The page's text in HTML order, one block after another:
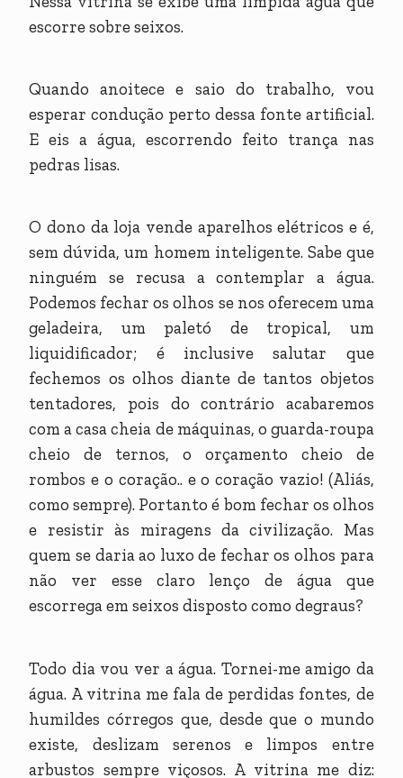
escorre sobre seixos.
Quando anoitece e saio do trabalho, vou
esperar condução perto dessa fonte artificial.
E eis a água, escorrendo feito trança nas
pedras lisas.
O dono da loja vende aparelhos elétricos e é,
sem dúvida, um homem inteligente. Sabe que
ninguém se recusa a contemplar a água.
Podemos fechar os olhos se nos oferecem uma
geladeira, um paletó de tropical, um
liquidificador; é inclusive salutar que
fechemos os olhos diante de tantos objetos
tentadores, pois do contrário acabaremos
com a casa cheia de máquinas, o guarda-roupa
cheio de ternos, o orçamento cheio de
rombos e o coração.. e o coração vazio! (Aliás,
como sempre). Portanto é bom fechar os olhos
e resistir às miragens da civilização. Mas
quem se daria ao luxo de fechar os olhos para
não ver esse claro lenço de água que
escorrega em seixos disposto como degraus?
Todo dia vou ver a água. Tornei-me amigo da
água. A vitrina me fala de perdidas fontes, de
humildes córregos que, desde que o mundo
existe, deslizam serenos e limpos entre
arbustos sempre viçosos. A vitrina me diz: